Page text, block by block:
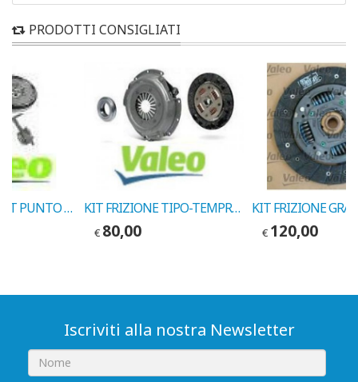
PRODOTTI CONSIGLIATI
KIT FRIZIONE FIAT PUNTO 1.6i 1993->1997 COD.VALEO 801448 KIT FRIZIONE TIPO-TEMPRA 1.6-UNO T./DELTA COD.VALEO 006804
€ 80,00 € 120,00
Iscriviti alla nostra Newsletter